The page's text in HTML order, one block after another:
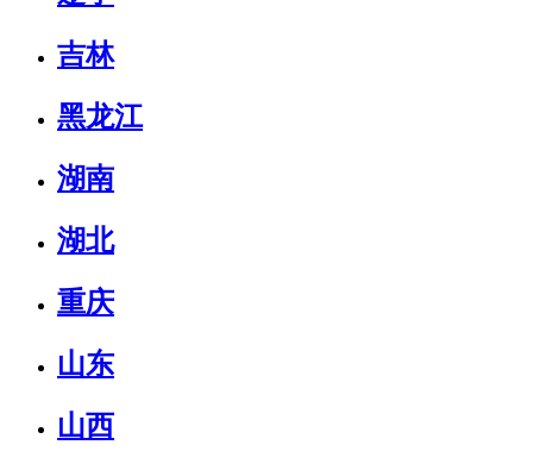
吉林
黑龙江
湖南
湖北
重庆
山东
山西